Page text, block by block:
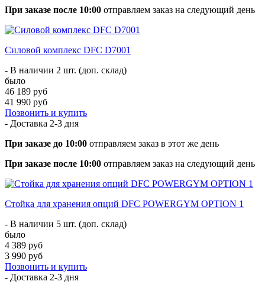
При заказе после 10:00 отправляем заказ на следующий день
Силовой комплекс DFC D7001
- В наличии 2 шт. (доп. склад)
было
46 189 руб
41 990 руб
Позвонить и купить
- Доставка 2-3 дня
При заказе до 10:00 отправляем заказ в этот же день
При заказе после 10:00 отправляем заказ на следующий день
Стойка для хранения опций DFC POWERGYM OPTION 1
- В наличии 5 шт. (доп. склад)
было
4 389 руб
3 990 руб
Позвонить и купить
- Доставка 2-3 дня